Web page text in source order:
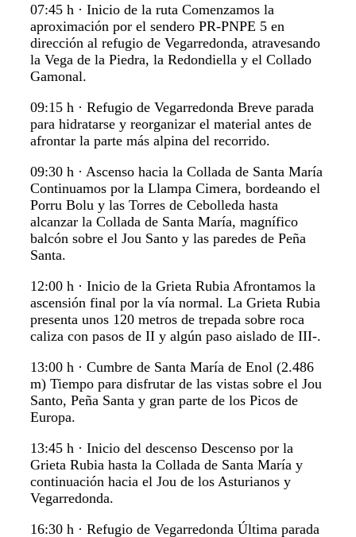
07:45 h · Inicio de la ruta Comenzamos la
aproximación por el sendero PR-PNPE 5 en
dirección al refugio de Vegarredonda, atravesando
la Vega de la Piedra, la Redondiella y el Collado
Gamonal.
09:15 h · Refugio de Vegarredonda Breve parada
para hidratarse y reorganizar el material antes de
afrontar la parte más alpina del recorrido.
09:30 h · Ascenso hacia la Collada de Santa María
Continuamos por la Llampa Cimera, bordeando el
Porru Bolu y las Torres de Cebolleda hasta
alcanzar la Collada de Santa María, magnífico
balcón sobre el Jou Santo y las paredes de Peña
Santa.
12:00 h · Inicio de la Grieta Rubia Afrontamos la
ascensión final por la vía normal. La Grieta Rubia
presenta unos 120 metros de trepada sobre roca
caliza con pasos de II y algún paso aislado de III-.
13:00 h · Cumbre de Santa María de Enol (2.486
m) Tiempo para disfrutar de las vistas sobre el Jou
Santo, Peña Santa y gran parte de los Picos de
Europa.
13:45 h · Inicio del descenso Descenso por la
Grieta Rubia hasta la Collada de Santa María y
continuación hacia el Jou de los Asturianos y
Vegarredonda.
16:30 h · Refugio de Vegarredonda Última parada